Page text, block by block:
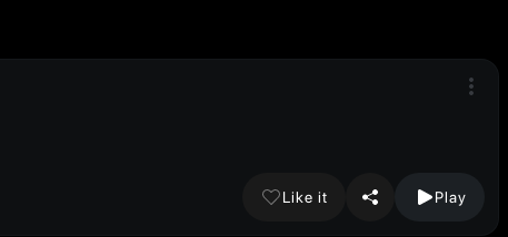
Like it Play